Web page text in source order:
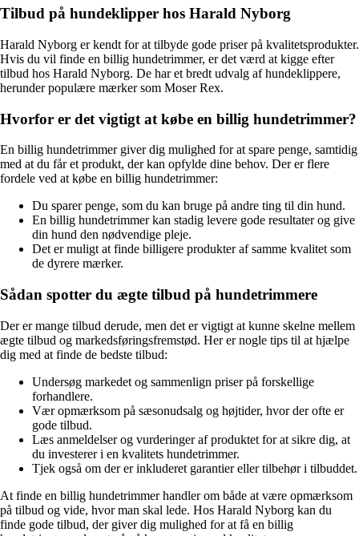
Tilbud på hundeklipper hos Harald Nyborg
Harald Nyborg er kendt for at tilbyde gode priser på kvalitetsprodukter.
Hvis du vil finde en billig hundetrimmer, er det værd at kigge efter
tilbud hos Harald Nyborg. De har et bredt udvalg af hundeklippere,
herunder populære mærker som Moser Rex.
Hvorfor er det vigtigt at købe en billig hundetrimmer?
En billig hundetrimmer giver dig mulighed for at spare penge, samtidig
med at du får et produkt, der kan opfylde dine behov. Der er flere
fordele ved at købe en billig hundetrimmer:
Du sparer penge, som du kan bruge på andre ting til din hund.
En billig hundetrimmer kan stadig levere gode resultater og give
din hund den nødvendige pleje.
Det er muligt at finde billigere produkter af samme kvalitet som
de dyrere mærker.
Sådan spotter du ægte tilbud på hundetrimmere
Der er mange tilbud derude, men det er vigtigt at kunne skelne mellem
ægte tilbud og markedsføringsfremstød. Her er nogle tips til at hjælpe
dig med at finde de bedste tilbud:
Undersøg markedet og sammenlign priser på forskellige
forhandlere.
Vær opmærksom på sæsonudsalg og højtider, hvor der ofte er
gode tilbud.
Læs anmeldelser og vurderinger af produktet for at sikre dig, at
du investerer i en kvalitets hundetrimmer.
Tjek også om der er inkluderet garantier eller tilbehør i tilbuddet.
At finde en billig hundetrimmer handler om både at være opmærksom
på tilbud og vide, hvor man skal lede. Hos Harald Nyborg kan du
finde gode tilbud, der giver dig mulighed for at få en billig